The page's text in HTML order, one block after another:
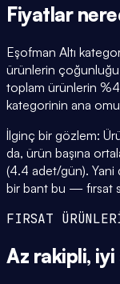
Fiyatlar
Eşofman Altı
ürünlerin
toplam ürünlerin
kategorinin ana
İlginç bir gözlem:
da, ürün başına
(4.4 adet/gün). Yani
bir bant bu — fırsat
FIRSAT
Az rakipli, iyi